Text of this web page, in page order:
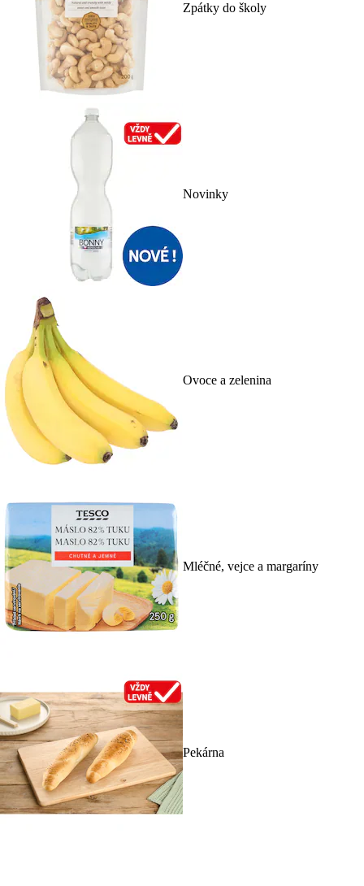
Zpátky do školy
Novinky
Ovoce a zelenina
Mléčné, vejce a margaríny
Pekárna